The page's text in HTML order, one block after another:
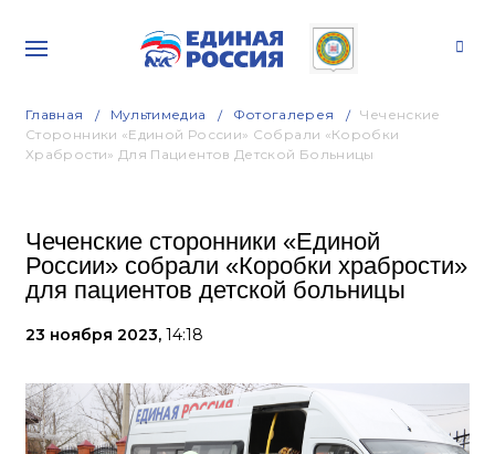
Главная Мультимедиа Фотогалерея
Чеченские
Сторонники «Единой России» Собрали «Коробки
Храбрости» Для Пациентов Детской Больницы
Чеченские сторонники «Единой
России» собрали «Коробки храбрости»
для пациентов детской больницы
23 ноября 2023, 14:18